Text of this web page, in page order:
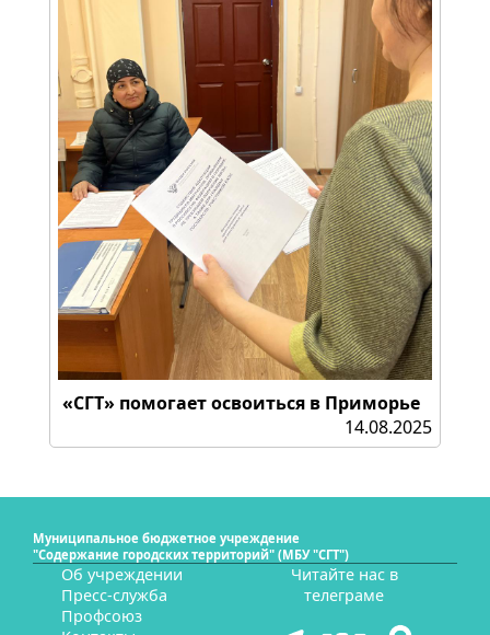
«СГТ» помогает освоиться в Приморье
14.08.2025
Муниципальное бюджетное учреждение
"Содержание городских территорий" (МБУ "СГТ")
Об учреждении
Пресс-служба
Профсоюз
Читайте нас в
телеграме